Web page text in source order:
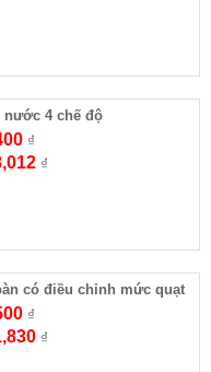
4 chế độ
₫
₫
có điều chỉnh mức quạt
₫
₫